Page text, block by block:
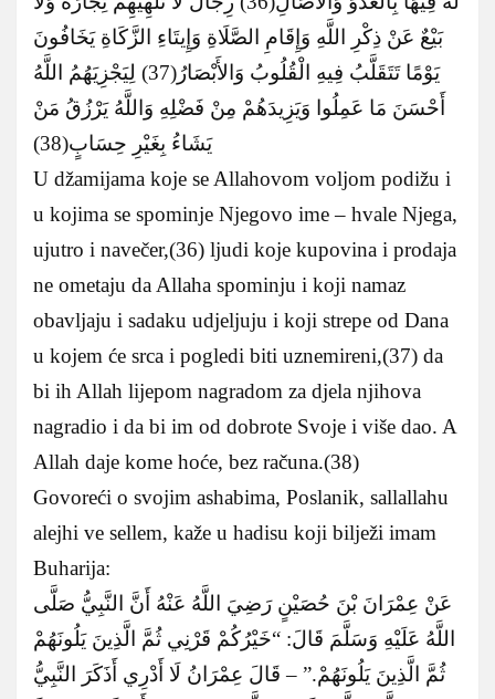
بَيْعٌ عَنْ ذِكْرِ اللَّهِ وَإِقَامِ الصَّلَاةِ وَإِيتَاءِ الزَّكَاةِ يَخَافُونَ
يَوْمًا تَتَقَلَّبُ فِيهِ الْقُلُوبُ وَالأَبْصَارُ(37) لِيَجْزِيَهُمُ اللَّهُ
أَحْسَنَ مَا عَمِلُوا وَيَزِيدَهُمْ مِنْ فَضْلِهِ وَاللَّهُ يَرْزُقُ مَنْ
يَشَاءُ بِغَيْرِ حِسَابٍ(38)
U džamijama koje se Allahovom voljom podižu i
u kojima se spominje Njegovo ime – hvale Njega,
ujutro i navečer,(36) ljudi koje kupovina i prodaja
ne ometaju da Allaha spominju i koji namaz
obavljaju i sadaku udjeljuju i koji strepe od Dana
u kojem će srca i pogledi biti uznemireni,(37) da
bi ih Allah lijepom nagradom za djela njihova
nagradio i da bi im od dobrote Svoje i više dao. A
Allah daje kome hoće, bez računa.(38)
Govoreći o svojim ashabima, Poslanik, sallallahu
alejhi ve sellem, kaže u hadisu koji bilježi imam
Buharija:
عَنْ عِمْرَانَ بْنَ حُصَيْنٍ رَضِيَ اللَّهُ عَنْهُ أَنَّ النَّبِيُّ صَلَّى
اللَّهُ عَلَيْهِ وَسَلَّمَ قَالَ: “خَيْرُكُمْ قَرْنِي ثُمَّ الَّذِينَ يَلُونَهُمْ
ثُمَّ الَّذِينَ يَلُونَهُمْ.” – قَالَ عِمْرَانُ لَا أَدْرِي أَذَكَرَ النَّبِيُّ